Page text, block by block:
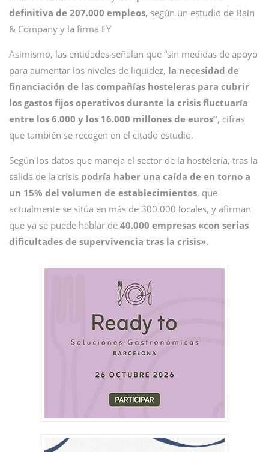
definitiva de 207.000 empleos, según un estudio de Bain
& Company y la firma EY
Asimismo, las entidades señalan que “sin medidas de apoyo
para aumentar los niveles de liquidez, la necesidad de
financiación de las compañías hosteleras para cubrir
los gastos fijos operativos durante la crisis fluctuaría
entre los 6.000 y los 16.000 millones de euros”, cifras
que también se recogen en el citado estudio.
Según los datos que maneja el sector de la hostelería, tras la
salida de la crisis podría haber una caída de en torno a
un 15% del volumen de establecimientos, que
actualmente se sitúa en más de 300.000 locales, y afirman
que ya se puede hablar de 40.000 empresas «con serias
dificultades de supervivencia tras la crisis».